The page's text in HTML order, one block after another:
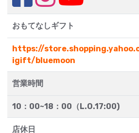
おもてなしギフト
https://
igift/bluemoon
営業時間
10：00~18：00（L.O.17:00)
店休日